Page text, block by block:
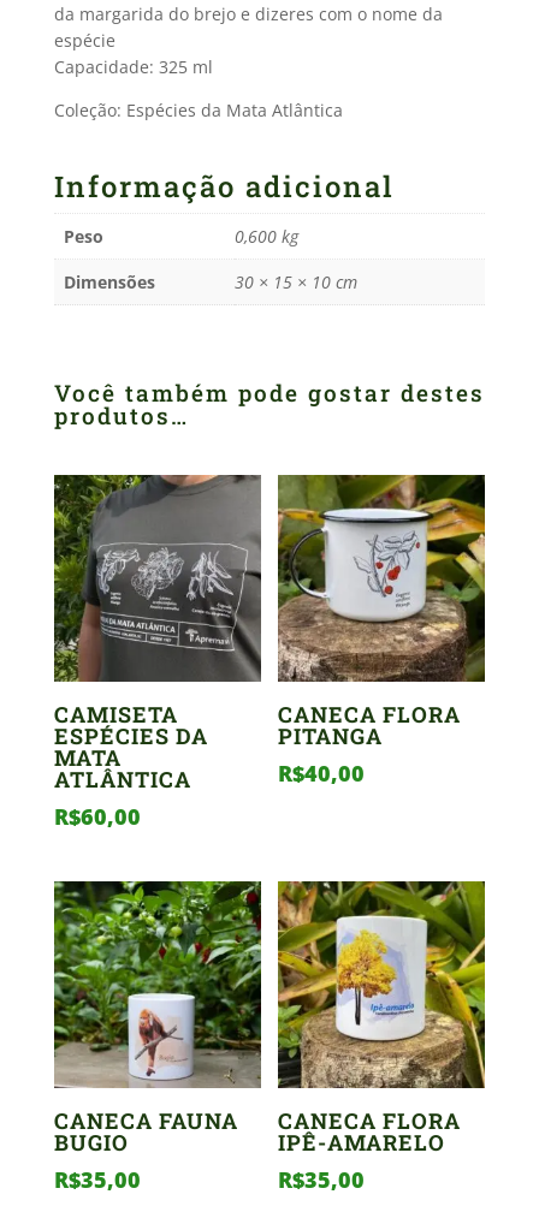
da margarida do brejo e dizeres com o nome da
espécie
Capacidade: 325 ml
Coleção: Espécies da Mata Atlântica
Informação adicional
Peso
0,600 kg
Dimensões
30 × 15 × 10 cm
Você também pode gostar destes
produtos…
CAMISETA
ESPÉCIES DA
MATA
ATLÂNTICA
R$60,00
CANECA FLORA
PITANGA
R$40,00
CANECA FAUNA
BUGIO
R$35,00
CANECA FLORA
IPÊ-AMARELO
R$35,00